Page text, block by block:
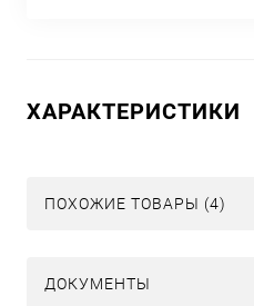
ХАРАКТЕРИСТИКИ
ПОХОЖИЕ ТОВАРЫ (4)
ДОКУМЕНТЫ